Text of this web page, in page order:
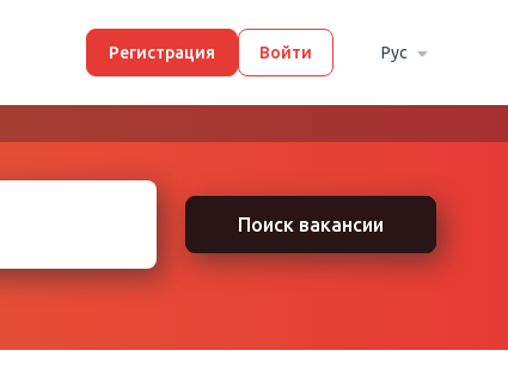
Регистрация Войти Рус
Поиск вакансии